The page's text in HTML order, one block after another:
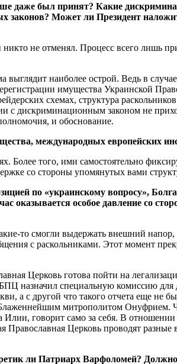
даже был принят? Какие
Может ли Президент
не отменял. Процесс всего лишь
наиболее острой. Ведь в
имущества Украинской
схемах, структура
с дискриминационным законом не
и обоснование.
международных европейских
того, ими самостоятельно
со стороны упомянутых вами
по «украинскому вопросу»,
особое давление со
то смогли выдержать внешний напор,
с раскольниками. Этот момент
Церковь готова пойти на
назначил специальную комиссию для
а с другой что такого отчета еще не
митрополитом Онуфрием.
Илии, говорит само за себя. В
Церковь проводят разные
ли Патриарх Варфоломей?